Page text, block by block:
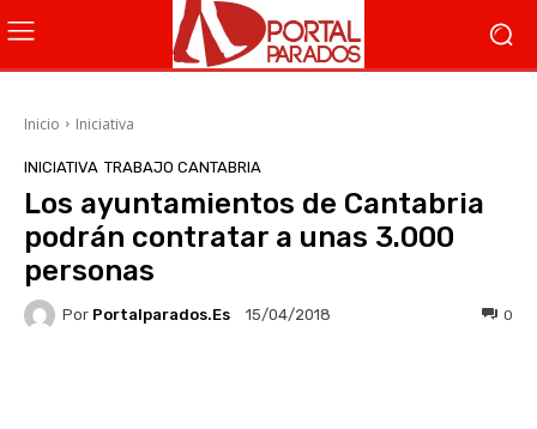
Inicio Iniciativa
INICIATIVA TRABAJO CANTABRIA
Los ayuntamientos de Cantabria
podrán contratar a unas 3.000
personas
Por Portalparados.es 15/04/2018 0